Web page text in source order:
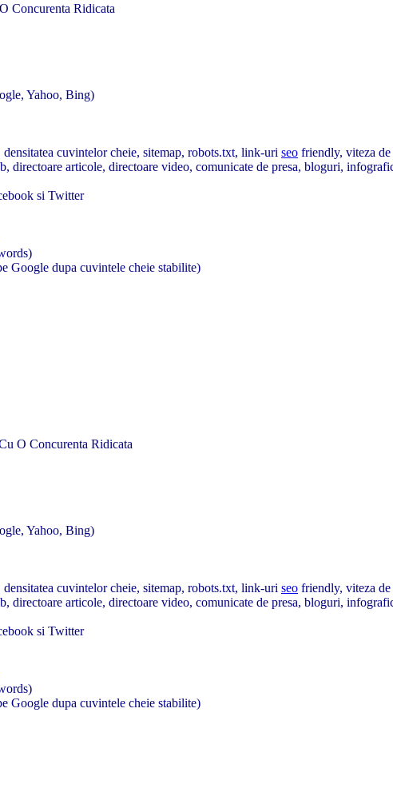
Concurenta Ridicata
Yahoo, Bing)
cuvintelor cheie, sitemap, robots.txt, link-uri seo friendly, viteza de
directoare articole, directoare video, comunicate de presa, bloguri,
si Twitter
Google dupa cuvintele cheie stabilite)
O Concurenta Ridicata
Yahoo, Bing)
cuvintelor cheie, sitemap, robots.txt, link-uri seo friendly, viteza de
directoare articole, directoare video, comunicate de presa, bloguri,
si Twitter
Google dupa cuvintele cheie stabilite)